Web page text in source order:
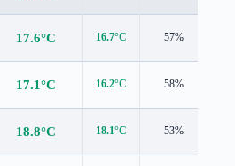
17.6°C 16.7°C 57%
17.1°C 16.2°C 58%
18.8°C 18.1°C 53%